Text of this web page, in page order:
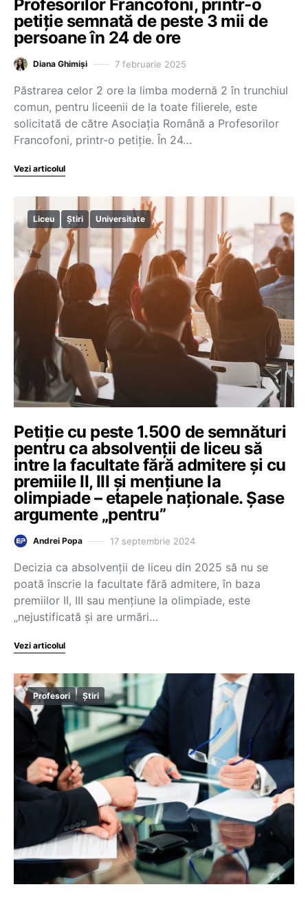
Profesorilor Francofoni, printr-o
petiție semnată de peste 3 mii de
persoane în 24 de ore
Diana Ghimiși 7 februarie 2025
Păstrarea celor 2 ore la limba modernă 2 în trunchiul
comun, pentru liceenii de la toate filierele, este
solicitată de către Asociația Română a Profesorilor
Francofoni, printr-o petiție. În 24…
Vezi articolul
Liceu Știri Universitate
Petiție cu peste 1.500 de semnături
pentru ca absolvenții de liceu să
intre la facultate fără admitere și cu
premiile II, III și mențiune la
olimpiade – etapele naționale. Șase
argumente „pentru”
Andrei Popa 17 septembrie 2024
Decizia ca absolvenții de liceu din 2025 să nu se
poată înscrie la facultate fără admitere, în baza
premiilor II, III sau mențiune la olimpiade, este
„nejustificată și are urmări…
Vezi articolul
Profesori Știri